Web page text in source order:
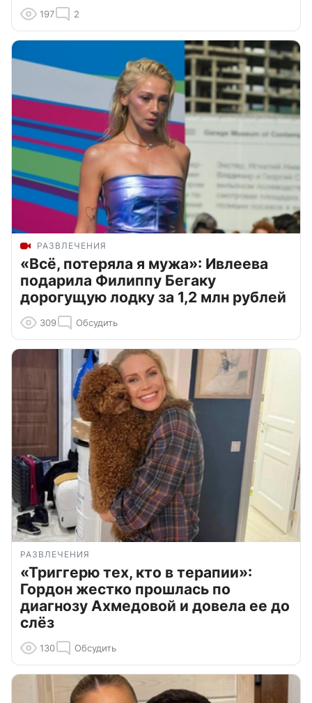
197 2
РАЗВЛЕЧЕНИЯ
«Всё, потеряла я мужа»: Ивлеева
подарила Филиппу Бегаку
дорогущую лодку за 1,2 млн рублей
309 Обсудить
РАЗВЛЕЧЕНИЯ
«Триггерю тех, кто в терапии»:
Гордон жестко прошлась по
диагнозу Ахмедовой и довела ее до
слёз
130 Обсудить